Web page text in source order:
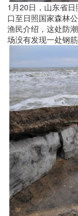
1月20日，山东省
口至日照国家森林
渔民介绍，这处防
场没有发现一处钢筋